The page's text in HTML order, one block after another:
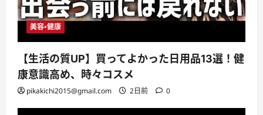
美容・健康
【生活の質UP】買ってよかった日用品13選！健
康意識高め、時々コスメ
pikakichi2015@gmail.com 2日前 0